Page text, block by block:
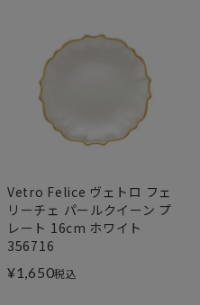
Vetro Felice ヴェトロ フェ
リーチェ パールクイーン プ
レート 16cm ホワイト
356716
¥1,650税込